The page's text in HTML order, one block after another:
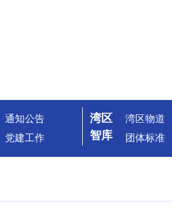
通知公告
党建工作
湾区
智库
湾区物道
团体标准